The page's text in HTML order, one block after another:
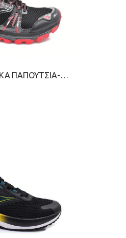
ΑΝΔΡΙΚΑ ΑΘΛΗΤΙΚΑ ΠΑΠΟΥΤΣΙΑ-JOMA-2199-0567-ΜΑΥΡΟ